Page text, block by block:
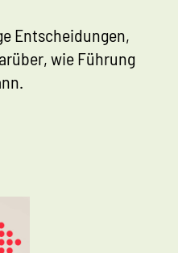
Entscheidungen,
wie Führung